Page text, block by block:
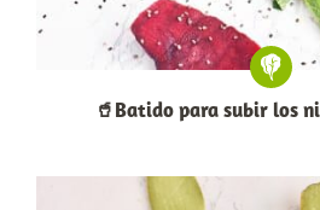
🥤Batido para subir los